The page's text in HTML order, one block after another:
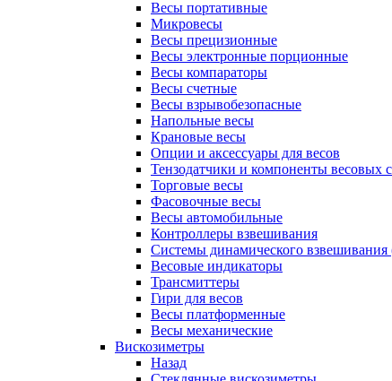
Весы портативные
Микровесы
Весы прецизионные
Весы электронные порционные
Весы компараторы
Весы счетные
Весы взрывобезопасные
Напольные весы
Крановые весы
Опции и аксессуары для весов
Тензодатчики и компоненты весовых
Торговые весы
Фасовочные весы
Весы автомобильные
Контроллеры взвешивания
Системы динамического
Весовые индикаторы
Трансмиттеры
Гири для весов
Весы платформенные
Весы механические
Вискозиметры
Назад